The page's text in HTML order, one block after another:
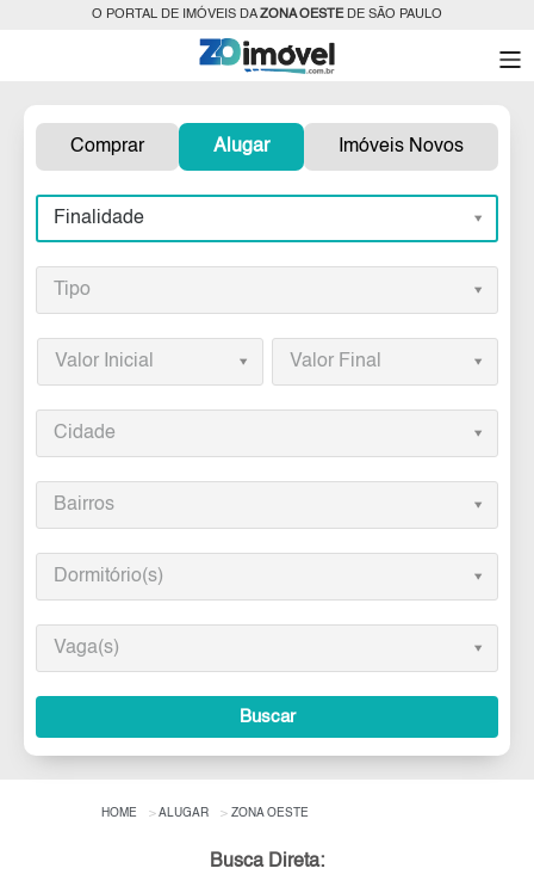
O PORTAL DE IMÓVEIS DAZONA OESTEDE SÃO PAULO
Comprar Alugar Imóveis Novos
Finalidade
Tipo
Valor Inicial Valor Final
Cidade
Bairros
Dormitório(s)
Vaga(s)
Buscar
HOME ALUGAR ZONA OESTE
Busca Direta: